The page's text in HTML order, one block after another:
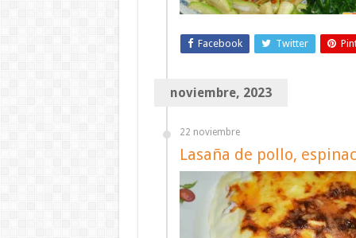
Facebook Twitter
noviembre, 2023
22 noviembre
Lasaña de pollo,